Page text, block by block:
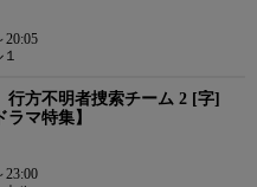
20:05
方不明者捜索チーム 2 [字]
マ特集】
23:00